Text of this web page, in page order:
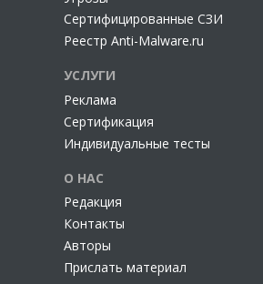
Сертифицированные СЗИ
Реестр Anti-Malware.ru
УСЛУГИ
Реклама
Сертификация
Индивидуальные тесты
О НАС
Редакция
Контакты
Авторы
Прислать материал